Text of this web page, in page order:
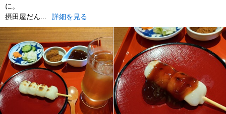
に。
摂田屋だん...
詳細を見る